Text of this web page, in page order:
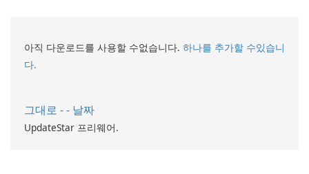
아직 다운로드를 사용할 수없습니다. 하나를 추가할 수있습니
다.
그대로 - - 날짜
UpdateStar 프리웨어.